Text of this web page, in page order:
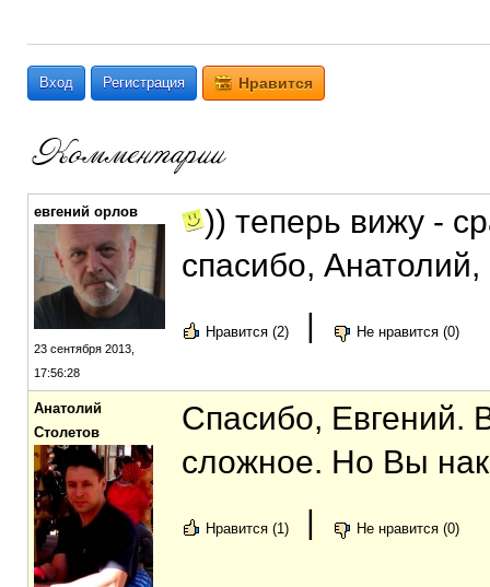
Вход Регистрация Нравится
евгений орлов
23 сентября 2013,
17:56:28
)) теперь вижу -
спасибо,
Нравится (2) | Не нравится (0)
Анатолий
Столетов
Спасибо, Евгений.
сложное. Но Вы
Нравится (1) | Не нравится (0)